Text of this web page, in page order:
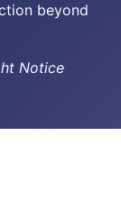
beyond
Notice